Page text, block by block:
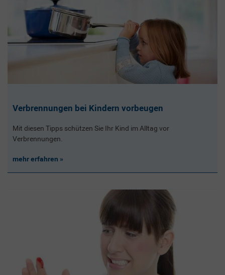
Verbrennungen bei Kindern vorbeugen
Mit diesen Tipps schützen Sie Ihr Kind im Alltag vor
Verbrennungen.
mehr erfahren